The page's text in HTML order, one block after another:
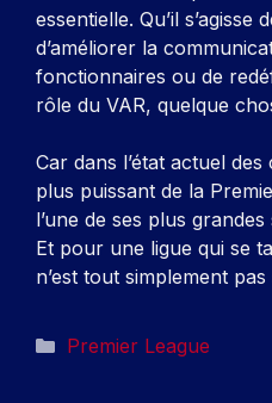
essentielle. Qu’il s’agisse
d’améliorer la
fonctionnaires ou de
rôle du VAR, quelque
Car dans l’état actuel des
plus puissant de la
l’une de ses plus
Et pour une ligue qui se
n’est tout simplement
Catégories
Premier League